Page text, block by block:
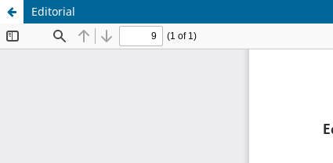
Editorial